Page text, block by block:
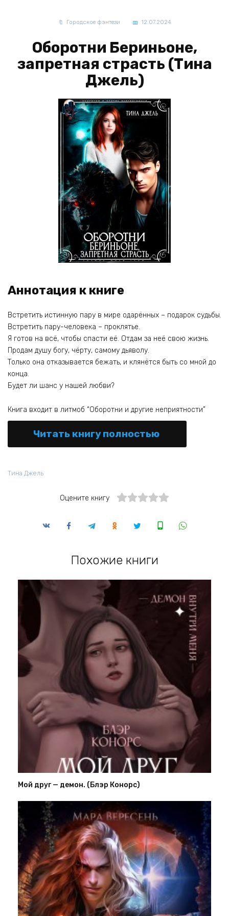
Городское фэнтези 12.07.2024
Оборотни Бериньоне,
запретная страсть (Тина
Джель)
Аннотация к книге
Встретить истинную пару в мире одарённых – подарок судьбы.
Встретить пару-человека – проклятье.
Я готов на всё, чтобы спасти её. Отдам за неё свою жизнь.
Продам душу богу, чёрту, самому дьяволу.
Только она отказывается бежать, и клянётся быть со мной до
конца.
Будет ли шанс у нашей любви?
Книга входит в литмоб “Оборотни и другие неприятности”
Читать книгу полностью
Тина Джель
Оцените книгу
Похожие книги
Мой друг — демон. (Блэр Конорс)